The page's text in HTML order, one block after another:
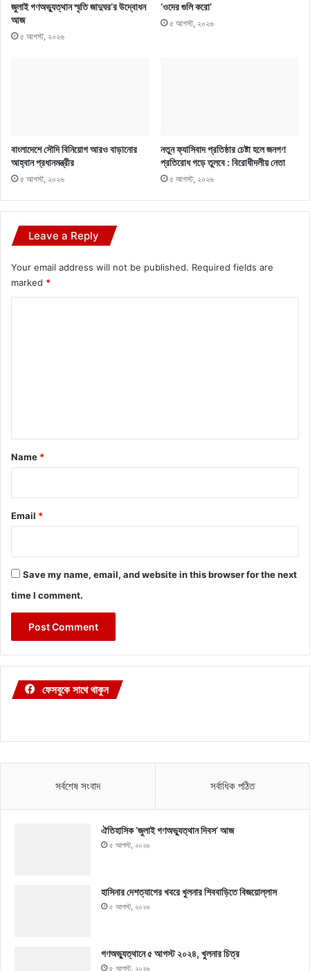
জুলাই গণঅভ্যুত্থান স্মৃতি জাদুঘর’র উদ্বোধন
আজ
৫ আগস্ট, ২০২৬
‘ওদের গুলি করো’
৫ আগস্ট, ২০২৬
বাংলাদেশে সৌদি বিনিয়োগ আরও বাড়ানোর
আহ্বান প্রধানমন্ত্রীর
৫ আগস্ট, ২০২৬
নতুন ফ্যাসিবাদ প্রতিষ্ঠার চেষ্টা হলে জনগণ
প্রতিরোধ গড়ে তুলবে : বিরোধীদলীয় নেতা
৫ আগস্ট, ২০২৬
Leave a Reply
Your email address will not be published. Required fields are
marked *
*
Name *
Email *
Save my name, email, and website in this browser for the next
time I comment.
ফেসবুকে সাথে থাকুন
সর্বশেষ সংবাদ সর্বাধিক পঠিত
ঐতিহাসিক ‘জুলাই গণঅভ্যুত্থান দিবস’ আজ
৫ আগস্ট, ২০২৬
হাসিনার দেশত্যাগের খবরে খুলনার শিববাড়িতে বিজয়োল্লাস
৫ আগস্ট, ২০২৬
গণঅভ্যুত্থানে ৫ আগস্ট ২০২৪, খুলনার চিত্র
৫ আগস্ট, ২০২৬